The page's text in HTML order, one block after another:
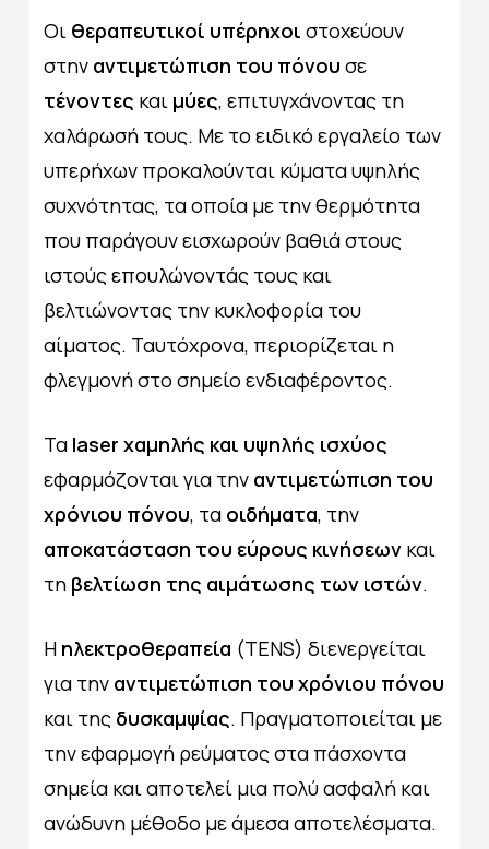
Οι θεραπευτικοί υπέρηχοι στοχεύουν
στην αντιμετώπιση του πόνου σε
τένοντες και μύες, επιτυγχάνοντας τη
χαλάρωσή τους. Με το ειδικό εργαλείο των
υπερήχων προκαλούνται κύματα υψηλής
συχνότητας, τα οποία με την θερμότητα
που παράγουν εισχωρούν βαθιά στους
ιστούς επουλώνοντάς τους και
βελτιώνοντας την κυκλοφορία του
αίματος. Ταυτόχρονα, περιορίζεται η
φλεγμονή στο σημείο ενδιαφέροντος.
Τα laser χαμηλής και υψηλής ισχύος
εφαρμόζονται για την αντιμετώπιση του
χρόνιου πόνου, τα οιδήματα, την
αποκατάσταση του εύρους κινήσεων και
τη βελτίωση της αιμάτωσης των ιστών.
Η ηλεκτροθεραπεία (TENS) διενεργείται
για την αντιμετώπιση του χρόνιου πόνου
και της δυσκαμψίας. Πραγματοποιείται με
την εφαρμογή ρεύματος στα πάσχοντα
σημεία και αποτελεί μια πολύ ασφαλή και
ανώδυνη μέθοδο με άμεσα αποτελέσματα.